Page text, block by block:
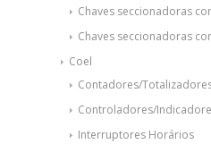
Chaves seccionadoras
Chaves seccionadoras
Coel
Contadores/
Controladores/
Interruptores Horários